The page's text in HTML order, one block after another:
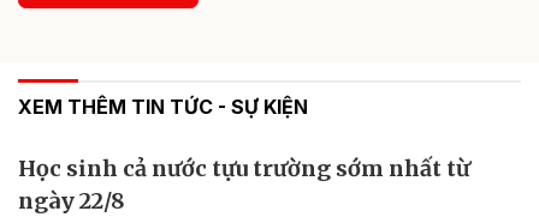
XEM THÊM TIN TỨC - SỰ KIỆN
Học sinh cả nước tựu trường sớm nhất từ
ngày 22/8